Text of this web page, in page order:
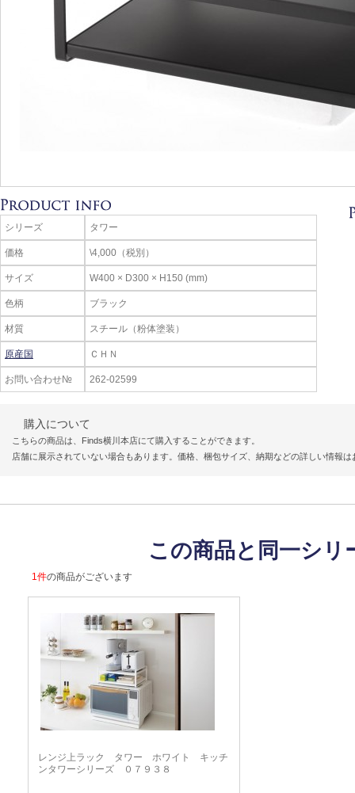
シリーズ タワー
価格 \4,000（税別）
サイズ W400 × D300 × H150 (mm)
色柄 ブラック
材質 スチール（粉体塗装）
原産国 ＣＨＮ
お問い合わせ№ 262-02599
購入について
こちらの商品は、Finds横川本店にて購入することができます。
店舗に展示されていない場合もあります。価格、梱包サイズ、納期などの詳しい情報
この商品と同一シ
1件の商品がございます
レンジ上ラック タワー ホワイト キッチ
ンタワーシリーズ ０７９３８